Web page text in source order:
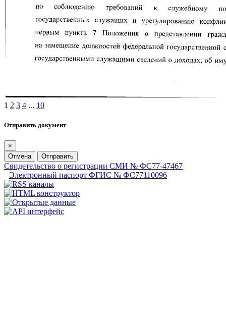
1 2 3 4 ... 10
Отправить документ
×
Отмена
Отправить
Свидетельство о регистрации СМИ № ФС77-47467
Электронный паспорт ФГИС № ФС77110096